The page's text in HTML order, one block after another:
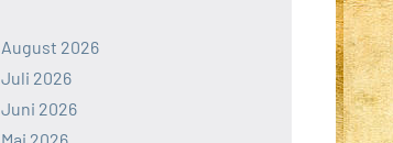
August 2026
Juli 2026
Juni 2026